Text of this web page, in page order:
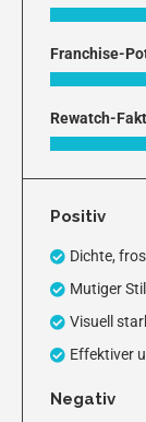
Franchise-
Rewatch-
Positiv
Dichte,
Mutiger
Visuell
Effektiver
Negativ